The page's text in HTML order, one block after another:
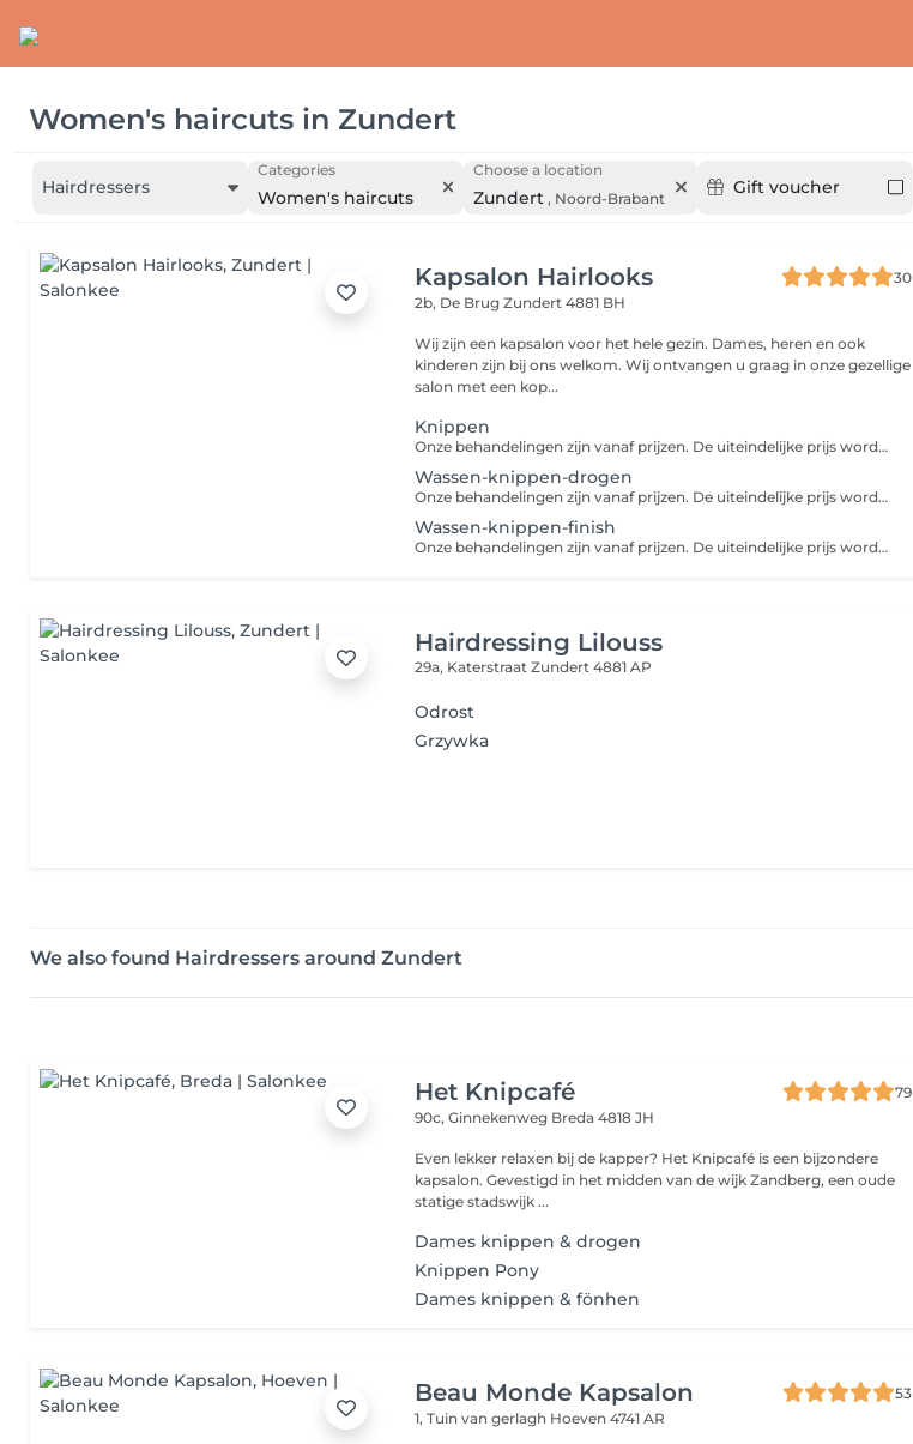
Women's haircuts in Zundert
Hairdressers
Categories
Women's haircuts
Choose a location
Zundert , Noord-Brabant
Gift voucher
Kapsalon Hairlooks
30
2b, De BrugZundert 4881 BH
Wij zijn een kapsalon voor het hele gezin. Dames, heren en ook
kinderen zijn bij ons welkom. Wij ontvangen u graag in onze gezellige
salon met een kop...
Knippen
Onze behandelingen zijn vanaf prijzen. De uiteindelijke prijs wordt afgestemd op jouw persoonlijke situatie.
Wassen-knippen-drogen
Onze behandelingen zijn vanaf prijzen. De uiteindelijke prijs wordt in overleg afgestemd op jouw persoonlijke situatie.
Wassen-knippen-finish
Onze behandelingen zijn vanaf prijzen. De uiteindelijke prijs wordt afgestemd op jouw persoonlijke situatie.
Hairdressing Lilouss
29a, KaterstraatZundert 4881 AP
Odrost
Grzywka
We also found Hairdressers around Zundert
Het Knipcafé
79
90c, Ginnekenweg Breda 4818 JH
Even lekker relaxen bij de kapper? Het Knipcafé is een bijzondere
kapsalon. Gevestigd in het midden van de wijk Zandberg, een oude
statige stadswijk ...
Dames knippen & drogen
Knippen Pony
Dames knippen & fönhen
Beau Monde Kapsalon
53
1, Tuin van gerlagh Hoeven 4741 AR